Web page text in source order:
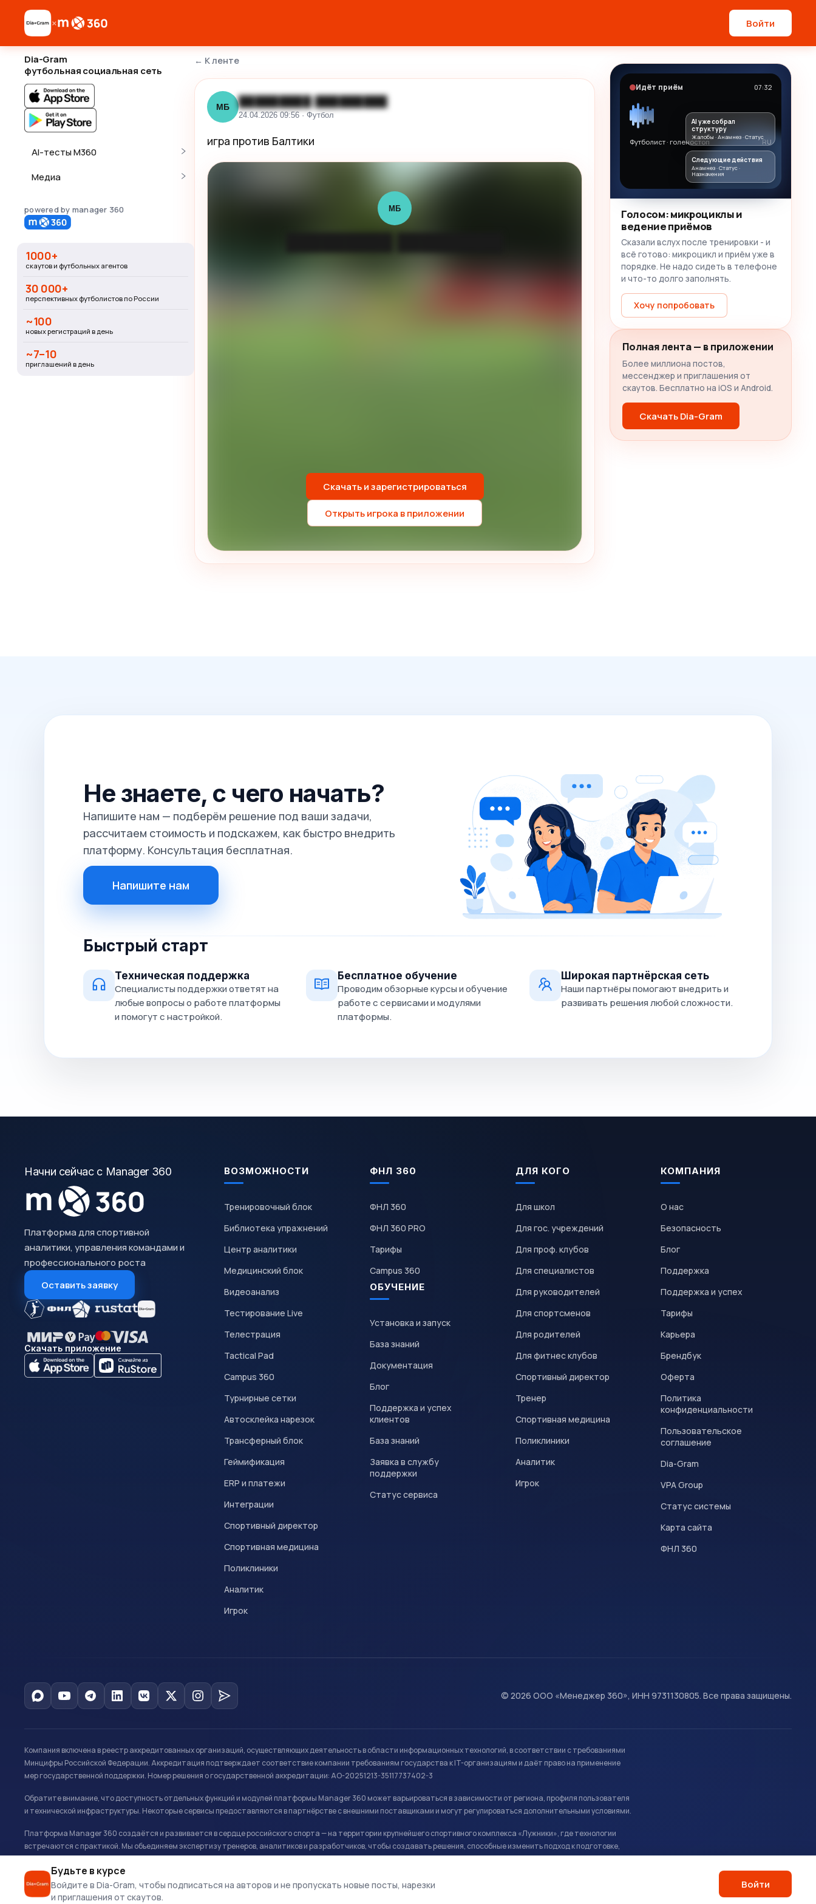
× Войти
Dia-Gram
футбольная социальная сеть
AI-тесты M360
Медиа
powered by manager 360
1000+
скаутов и футбольных агентов
30 000+
перспективных футболистов по России
~100
новых регистраций в день
~7–10
приглашений в день
← К ленте
МБ █████████ █████████
24.04.2026 09:56 · Футбол
игра против Балтики
МБ
Скачать и зарегистрироваться
Открыть игрока в приложении
Идёт приём 07:32
Футболист · голеностоп RU
AI уже собрал
структуру
Жалобы · Анамнез · Статус
Следующие действия
Анамнез · Статус ·
Назначения
Голосом: микроциклы и
ведение приёмов
Сказали вслух после тренировки - и
всё готово: микроцикл и приём уже в
порядке. Не надо сидеть в телефоне
и что-то долго заполнять.
Хочу попробовать
Полная лента — в приложении
Более миллиона постов,
мессенджер и приглашения от
скаутов. Бесплатно на iOS и Android.
Скачать Dia-Gram
Будьте в курсе
Войдите в Dia-Gram, чтобы подписаться на авторов и не пропускать новые посты, нарезки
и приглашения от скаутов.
Войти
Не знаете, с чего начать?
Напишите нам — подберём решение под ваши задачи,
рассчитаем стоимость и подскажем, как быстро внедрить
платформу. Консультация бесплатная.
Напишите нам
Быстрый старт
Техническая поддержка
Специалисты поддержки ответят на
любые вопросы о работе платформы
и помогут с настройкой.
Бесплатное обучение
Проводим обзорные курсы и обучение
работе с сервисами и модулями
платформы.
Широкая партнёрская сеть
Наши партнёры помогают внедрить и
развивать решения любой сложности.
Начни сейчас с Manager 360
Платформа для спортивной
аналитики, управления командами и
профессионального роста
Оставить заявку
Скачать приложение
ВОЗМОЖНОСТИ
Тренировочный блок
Библиотека упражнений
Центр аналитики
Медицинский блок
Видеоанализ
Тестирование Live
Телестрация
Tactical Pad
Campus 360
Турнирные сетки
Автосклейка нарезок
Трансферный блок
Геймификация
ERP и платежи
Интеграции
Спортивный директор
Спортивная медицина
Поликлиники
Аналитик
Игрок
ФНЛ 360
ФНЛ 360
ФНЛ 360 PRO
Тарифы
Campus 360
ОБУЧЕНИЕ
Установка и запуск
База знаний
Документация
Блог
Поддержка и успех
клиентов
База знаний
Заявка в службу
поддержки
Статус сервиса
ДЛЯ КОГО
Для школ
Для гос. учреждений
Для проф. клубов
Для специалистов
Для руководителей
Для спортсменов
Для родителей
Для фитнес клубов
Спортивный директор
Тренер
Спортивная медицина
Поликлиники
Аналитик
Игрок
КОМПАНИЯ
О нас
Безопасность
Блог
Поддержка
Поддержка и успех
Тарифы
Карьера
Брендбук
Оферта
Политика
конфиденциальности
Пользовательское
соглашение
Dia-Gram
VPA Group
Статус системы
Карта сайта
ФНЛ 360
© 2026 ООО «Менеджер 360», ИНН 9731130805. Все права защищены.
Компания включена в реестр аккредитованных организаций, осуществляющих деятельность в области информационных технологий, в соответствии с требованиями
Минцифры Российской Федерации. Аккредитация подтверждает соответствие компании требованиям государства к IT-организациям и даёт право на применение
мер государственной поддержки. Номер решения о государственной аккредитации: АО-20251213-35117737402-3
Обратите внимание, что доступность отдельных функций и модулей платформы Manager 360 может варьироваться в зависимости от региона, профиля пользователя
и технической инфраструктуры. Некоторые сервисы предоставляются в партнёрстве с внешними поставщиками и могут регулироваться дополнительными условиями.
Платформа Manager 360 создаётся и развивается в сердце российского спорта — на территории крупнейшего спортивного комплекса «Лужники», где технологии
встречаются с практикой. Мы объединяем экспертизу тренеров, аналитиков и разработчиков, чтобы создавать решения, способные изменить подход к подготовке,
развитию и управлению в спорте.
Офис: г. Москва, Олимпийский комплекс «Лужники», Большая спортивная арена, ул. Лужники 24с1.